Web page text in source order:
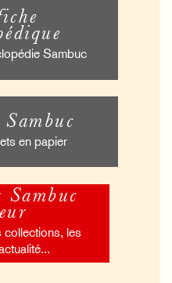
Sambuc
en papier
collections, les